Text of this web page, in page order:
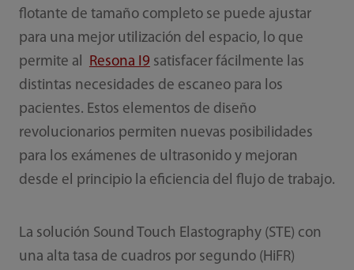
flotante de tamaño completo se puede ajustar
para una mejor utilización del espacio, lo que
permite al
Resona I9 satisfacer fácilmente las
distintas necesidades de escaneo para los
pacientes. Estos elementos de diseño
revolucionarios permiten nuevas posibilidades
para los exámenes de ultrasonido y mejoran
desde el principio la eficiencia del flujo de trabajo.
La solución Sound Touch Elastography (STE) con
una alta tasa de cuadros por segundo (HiFR)